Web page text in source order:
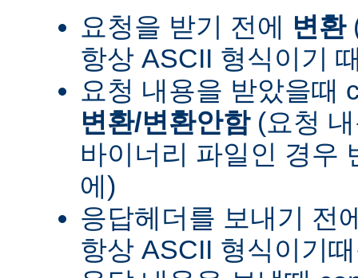
요청을 받기 전에
변환
항상 ASCII 형식이기
요청 내용을 받았을때
변환/변환안함(요청 내
바이너리 파일인 경우
에)
응답헤더를 보내기 전
항상 ASCII 형식이기